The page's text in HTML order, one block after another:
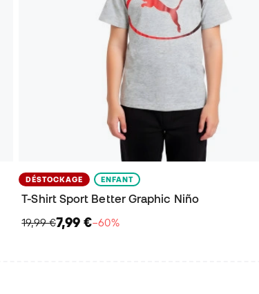
DÉSTOCKAGE ENFANT
T-Shirt Sport Better Graphic Niño
19,99 €7,99 €−60%